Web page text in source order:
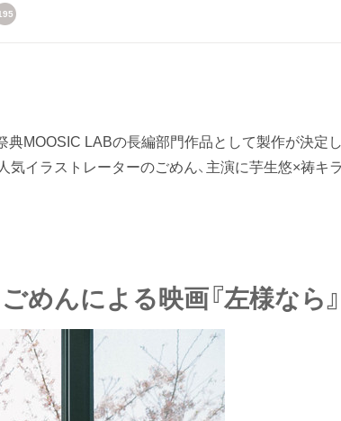
MOOSIC LABの長編部門作品として製作が決定し
気イラストレーターのごめん、主演に芋生悠×祷キラ
めんによる映画『左様なら』